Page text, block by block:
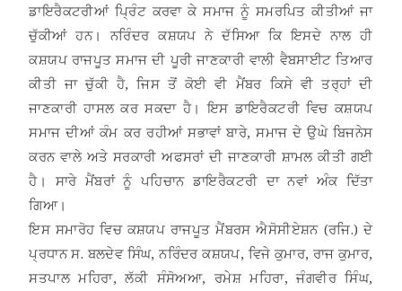
ਡਾਇਰੈਕਟਰੀਆਂ ਪਿ੍ਰੰਟ ਕਰਵਾ ਕੇ ਸਮਾਜ ਨੂੰ ਸਮਰਪਿਤ ਕੀਤੀਆਂ ਜਾ
ਚੁੱਕੀਆਂ ਹਨ। ਨਰਿੰਦਰ ਕਸ਼ਯਪ ਨੇ ਦੱਸਿਆ ਕਿ ਇਸਦੇ ਨਾਲ ਹੀ
ਕਸ਼ਯਪ ਰਾਜਪੂਤ ਸਮਾਜ ਦੀ ਪੂਰੀ ਜਾਣਕਾਰੀ ਵਾਲੀ ਵੈਬਸਾਈਟ ਤਿਆਰ
ਕੀਤੀ ਜਾ ਚੁੱਕੀ ਹੈ, ਜਿਸ ਤੋਂ ਕੋਈ ਵੀ ਮੈਂਬਰ ਕਿਸੇ ਵੀ ਤਰ੍ਹਾਂ ਦੀ
ਜਾਣਕਾਰੀ ਹਾਸਲ ਕਰ ਸਕਦਾ ਹੈ। ਇਸ ਡਾਇਰੈਕਟਰੀ ਵਿਚ ਕਸ਼ਯਪ
ਸਮਾਜ ਦੀਆਂ ਕੰਮ ਕਰ ਰਹੀਆਂ ਸਭਾਵਾਂ ਬਾਰੇ, ਸਮਾਜ ਦੇ ਉਘੇ ਬਿਜਨੇਸ
ਕਰਨ ਵਾਲੇ ਅਤੇ ਸਰਕਾਰੀ ਅਫਸਰਾਂ ਦੀ ਜਾਣਕਾਰੀ ਸ਼ਾਮਲ ਕੀਤੀ ਗਈ
ਹੈ। ਸਾਰੇ ਮੈਂਬਰਾਂ ਨੂੰ ਪਹਿਚਾਨ ਡਾਇਰੈਕਟਰੀ ਦਾ ਨਵਾਂ ਅੰਕ ਦਿੱਤਾ
ਗਿਆ।
ਇਸ ਸਮਾਰੋਹ ਵਿਚ ਕਸ਼ਯਪ ਰਾਜਪੂਤ ਮੈਂਬਰਸ ਐਸੋਸੀਏਸ਼ਨ (ਰਜਿ.) ਦੇ
ਪ੍ਰਧਾਨ ਸ. ਬਲਦੇਵ ਸਿੰਘ, ਨਰਿੰਦਰ ਕਸ਼ਯਪ, ਵਿਜੇ ਕੁਮਾਰ, ਰਾਜ ਕੁਮਾਰ,
ਸਤਪਾਲ ਮਹਿਰਾ, ਲੱਕੀ ਸੰਸੋਅਆ, ਰਮੇਸ਼ ਮਹਿਰਾ, ਜੰਗਵੀਰ ਸਿੰਘ,